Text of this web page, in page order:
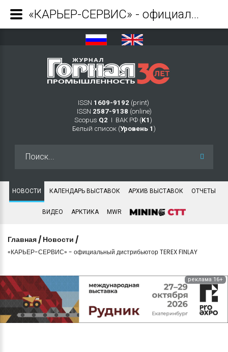
ISSN 1609-9192 (print)
ISSN 2587-9138 (online)
Scopus Q2 Ι ВАК РФ (K1 )
Белый список (Уровень 1 )
НОВОСТИ КАЛЕНДАРЬ ВЫСТАВОК АРХИВ ВЫСТАВОК ОТЧЕТЫ
ВИДЕО АРКТИКА MWR
Главная / Новости /
«КАРЬЕР-СЕРВИС» - официальный дистрибьютор TEREX FINLAY
реклама 16+
«КАРЬЕР-СЕРВИС» - официальный дистрибьютор TEREX FINLAY - Журнал Горная промышленность